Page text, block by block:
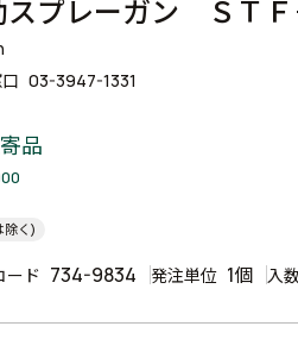
プレーガン ＳＴＦ
03-3947-1331
品
除く)
ード 734-9834 発注単位 1個 入数